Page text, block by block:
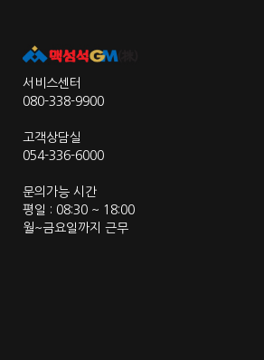
서비스센터
080-338-9900
고객상담실
054-336-6000
문의가능 시간
평일 : 08:30 ~ 18:00
월~금요일까지 근무